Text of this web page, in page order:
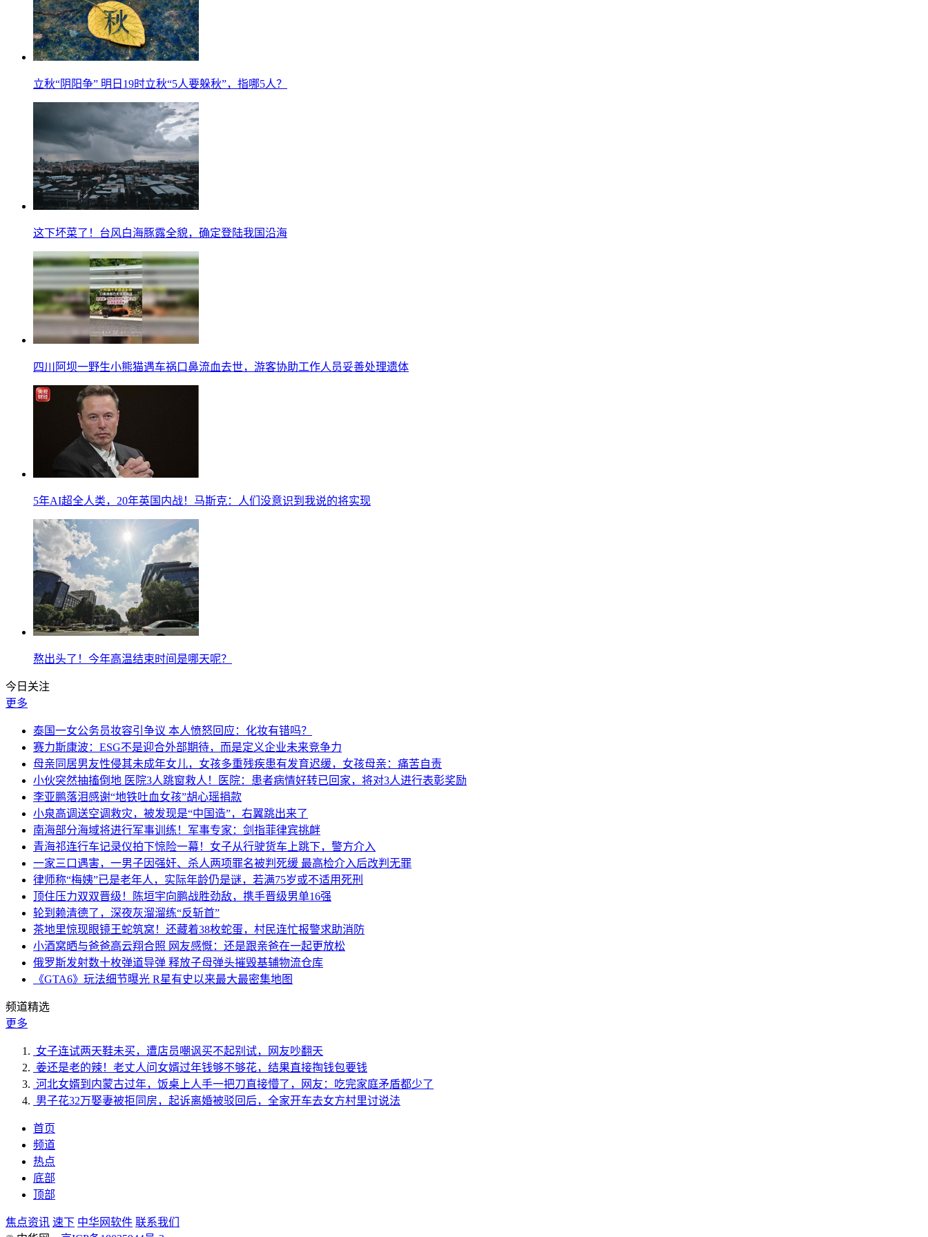
立秋“阴阳争” 明日19时立秋“5人要躲秋”，指哪5人？
这下坏菜了！台风白海豚露全貌，确定登陆我国沿海
四川阿坝一野生小熊猫遇车祸口鼻流血去世，游客协助工作人员妥善处理遗体
5年AI超全人类，20年英国内战！马斯克：人们没意识到我说的将实现
熬出头了！今年高温结束时间是哪天呢？
今日关注
更多
泰国一女公务员妆容引争议 本人愤怒回应：化妆有错吗？
赛力斯康波：ESG不是迎合外部期待，而是定义企业未来竞争力
母亲同居男友性侵其未成年女儿，女孩多重残疾患有发育迟缓，女孩母亲：痛苦自责
小伙突然抽搐倒地 医院3人跳窗救人！医院：患者病情好转已回家，将对3人进行表彰奖励
李亚鹏落泪感谢“地铁吐血女孩”胡心瑶捐款
小泉高调送空调救灾，被发现是“中国造”，右翼跳出来了
南海部分海域将进行军事训练！军事专家：剑指菲律宾挑衅
青海祁连行车记录仪拍下惊险一幕！女子从行驶货车上跳下，警方介入
一家三口遇害，一男子因强奸、杀人两项罪名被判死缓 最高检介入后改判无罪
律师称“梅姨”已是老年人，实际年龄仍是谜，若满75岁或不适用死刑
顶住压力双双晋级！陈垣宇向鹏战胜劲敌，携手晋级男单16强
轮到赖清德了，深夜灰溜溜练“反斩首”
茶地里惊现眼镜王蛇筑窝！还藏着38枚蛇蛋，村民连忙报警求助消防
小酒窝晒与爸爸高云翔合照 网友感慨：还是跟亲爸在一起更放松
俄罗斯发射数十枚弹道导弹 释放子母弹头摧毁基辅物流仓库
《GTA6》玩法细节曝光 R星有史以来最大最密集地图
频道精选
更多
女子连试两天鞋未买，遭店员嘲讽买不起别试，网友吵翻天
姜还是老的辣！老丈人问女婿过年钱够不够花，结果直接掏钱包要钱
河北女婿到内蒙古过年，饭桌上人手一把刀直接懵了，网友：吃完家庭矛盾都少了
男子花32万娶妻被拒同房，起诉离婚被驳回后，全家开车去女方村里讨说法
首页
频道
热点
底部
顶部
焦点资讯 速下 中华网软件 联系我们